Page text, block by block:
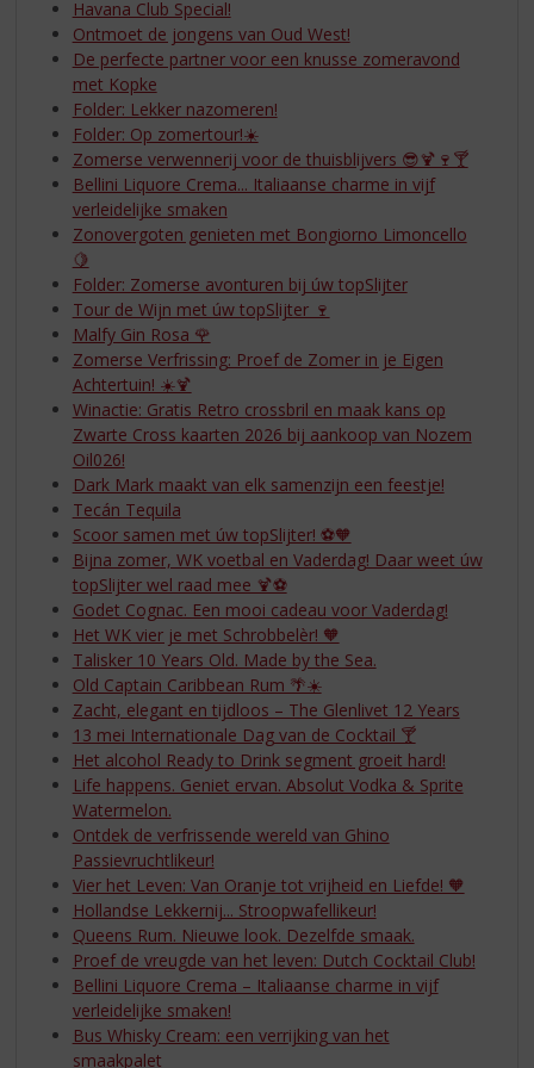
Havana Club Special!
Ontmoet de jongens van Oud West!
De perfecte partner voor een knusse zomeravond
met Kopke
Folder: Lekker nazomeren!
Folder: Op zomertour!☀️
Zomerse verwennerij voor de thuisblijvers 😎🍹🍷🍸
Bellini Liquore Crema... Italiaanse charme in vijf
verleidelijke smaken
Zonovergoten genieten met Bongiorno Limoncello
🍋
Folder: Zomerse avonturen bij úw topSlijter
Tour de Wijn met úw topSlijter 🍷
Malfy Gin Rosa 🌹
Zomerse Verfrissing: Proef de Zomer in je Eigen
Achtertuin! ☀️🍹
Winactie: Gratis Retro crossbril en maak kans op
Zwarte Cross kaarten 2026 bij aankoop van Nozem
Oil026!
Dark Mark maakt van elk samenzijn een feestje!
Tecán Tequila
Scoor samen met úw topSlijter! ⚽🧡
Bijna zomer, WK voetbal en Vaderdag! Daar weet úw
topSlijter wel raad mee 🍹⚽
Godet Cognac. Een mooi cadeau voor Vaderdag!
Het WK vier je met Schrobbelèr! 🧡
Talisker 10 Years Old. Made by the Sea.
Old Captain Caribbean Rum 🌴☀️
Zacht, elegant en tijdloos – The Glenlivet 12 Years
13 mei Internationale Dag van de Cocktail 🍸
Het alcohol Ready to Drink segment groeit hard!
Life happens. Geniet ervan. Absolut Vodka & Sprite
Watermelon.
Ontdek de verfrissende wereld van Ghino
Passievruchtlikeur!
Vier het Leven: Van Oranje tot vrijheid en Liefde! 🧡
Hollandse Lekkernij... Stroopwafellikeur!
Queens Rum. Nieuwe look. Dezelfde smaak.
Proef de vreugde van het leven: Dutch Cocktail Club!
Bellini Liquore Crema – Italiaanse charme in vijf
verleidelijke smaken!
Bus Whisky Cream: een verrijking van het
smaakpalet